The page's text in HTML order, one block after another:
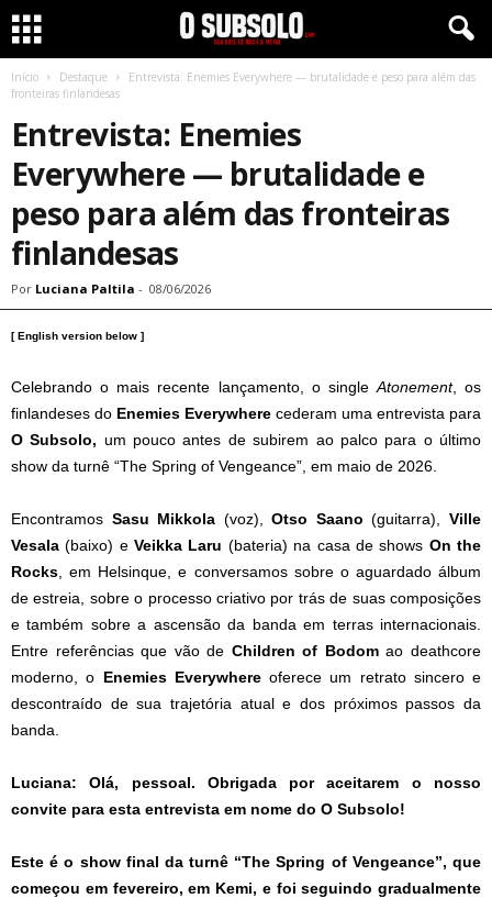
Início Destaque
Entrevista: Enemies Everywhere — brutalidade e peso para além das
fronteiras finlandesas
Entrevista: Enemies
Everywhere — brutalidade e
peso para além das fronteiras
finlandesas
Por Luciana Paltila - 08/06/2026
[ English version below ]
Celebrando o mais recente lançamento, o single Atonement, os
finlandeses do Enemies Everywhere cederam uma entrevista para
O Subsolo, um pouco antes de subirem ao palco para o último
show da turnê “The Spring of Vengeance”, em maio de 2026.
Encontramos Sasu Mikkola (voz), Otso Saano (guitarra),Ville
Vesala (baixo) eVeikka Laru (bateria) na casa de shows On the
Rocks , em Helsinque, e conversamos sobre o aguardado álbum
de estreia, sobre o processo criativo por trás de suas composições
e também sobre a ascensão da banda em terras internacionais.
Entre referências que vão de Children of Bodomao deathcore
moderno, o Enemies Everywhereoferece um retrato sincero e
descontraído de sua trajetória atual e dos próximos passos da
banda.
Luciana: Olá, pessoal. Obrigada por aceitarem o nosso
convite para esta entrevista em nome do O Subsolo!
Este é o show final da turnê “The Spring of Vengeance”, que
começou em fevereiro, em Kemi, e foi seguindo gradualmente